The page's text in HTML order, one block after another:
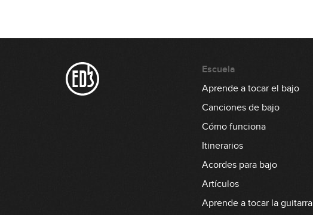
Escuela
Aprende a tocar el bajo
Canciones de bajo
Cómo funciona
Itinerarios
Acordes para bajo
Artículos
Aprende a tocar la guitarra